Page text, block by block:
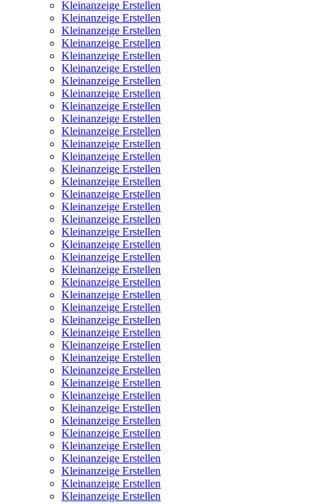
Kleinanzeige Erstellen
Kleinanzeige Erstellen
Kleinanzeige Erstellen
Kleinanzeige Erstellen
Kleinanzeige Erstellen
Kleinanzeige Erstellen
Kleinanzeige Erstellen
Kleinanzeige Erstellen
Kleinanzeige Erstellen
Kleinanzeige Erstellen
Kleinanzeige Erstellen
Kleinanzeige Erstellen
Kleinanzeige Erstellen
Kleinanzeige Erstellen
Kleinanzeige Erstellen
Kleinanzeige Erstellen
Kleinanzeige Erstellen
Kleinanzeige Erstellen
Kleinanzeige Erstellen
Kleinanzeige Erstellen
Kleinanzeige Erstellen
Kleinanzeige Erstellen
Kleinanzeige Erstellen
Kleinanzeige Erstellen
Kleinanzeige Erstellen
Kleinanzeige Erstellen
Kleinanzeige Erstellen
Kleinanzeige Erstellen
Kleinanzeige Erstellen
Kleinanzeige Erstellen
Kleinanzeige Erstellen
Kleinanzeige Erstellen
Kleinanzeige Erstellen
Kleinanzeige Erstellen
Kleinanzeige Erstellen
Kleinanzeige Erstellen
Kleinanzeige Erstellen
Kleinanzeige Erstellen
Kleinanzeige Erstellen
Kleinanzeige Erstellen